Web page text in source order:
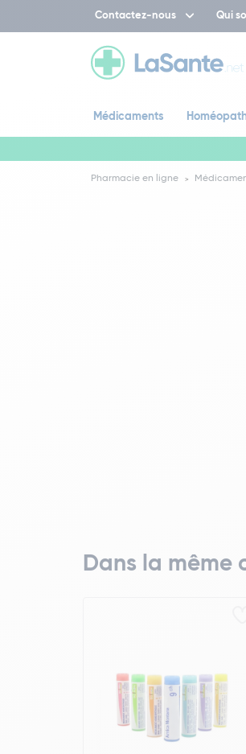
Contactez-nous Qui
Médicaments
Pharmacie en ligne
Dans la même